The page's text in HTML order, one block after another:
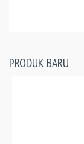
PRODUK BARU